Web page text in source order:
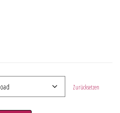
Zurücksetzen